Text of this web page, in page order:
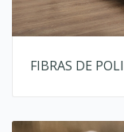
FIBRAS DE